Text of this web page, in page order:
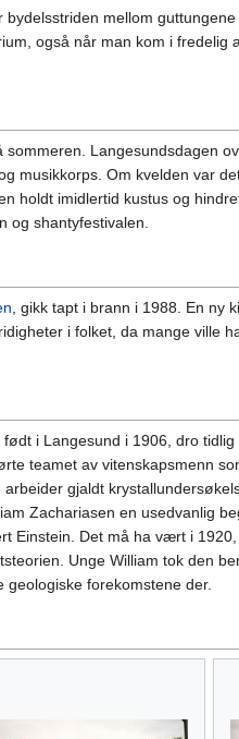
mellom
også når man kom i
sommeren.
musikkorps. Om kvelden var
holdt imidlertid kustus og
og shantyfestivalen.
, gikk tapt i brann i 1988. En ny
i folket, da mange ville
i Langesund i 1906, dro
teamet av vitenskapsmenn
gjaldt
Zachariasen en usedvanlig
Einstein. Det må ha vært i
Unge William tok den
forekomstene der.